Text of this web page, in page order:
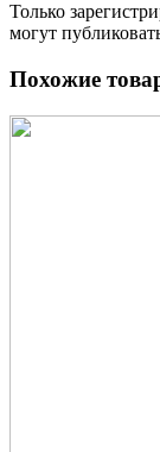
Только
могут
Похожие